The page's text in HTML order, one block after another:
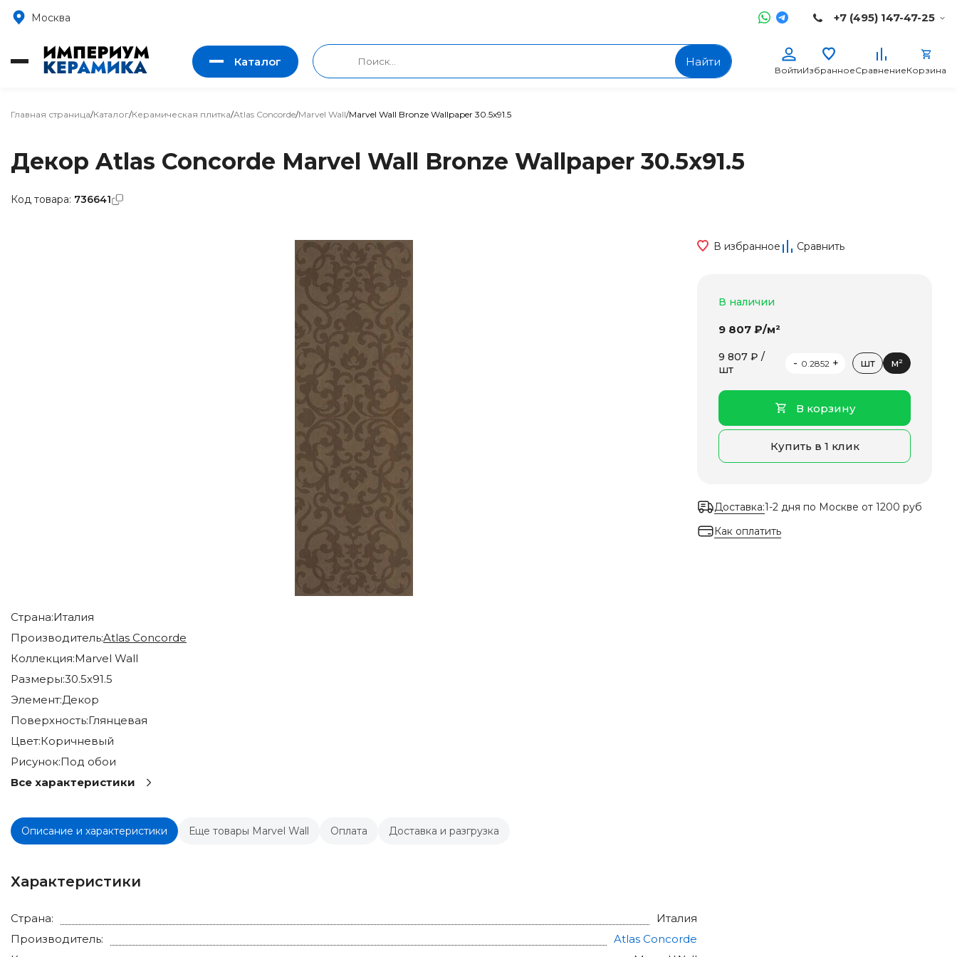
Москва +7 (495) 147-47-25
Каталог Найти
ВойтиИзбранноеСравнениеКорзина
Главная страница/Каталог/Керамическая плитка/Atlas Concorde/Marvel Wall/Marvel Wall Bronze Wallpaper 30.5x91.5
Декор Atlas Concorde Marvel Wall Bronze Wallpaper 30.5x91.5
Страна:Италия
Производитель:Atlas Concorde
Коллекция:Marvel Wall
Размеры:30.5x91.5
Элемент:Декор
Поверхность:Глянцевая
Цвет:Коричневый
Рисунок:Под обои
Все характеристики
Описание и характеристики Еще товары Marvel Wall Оплата Доставка и разгрузка
Характеристики
Страна:
Италия
Производитель:
Atlas Concorde
В избранное Сравнить
В наличии
9 807 ₽/м²
9 807 ₽ /
шт
- + шт м²
В корзину
Купить в 1 клик
Доставка:1-2 дня по Москве от 1200 руб
Как оплатить
Код товара: 736641